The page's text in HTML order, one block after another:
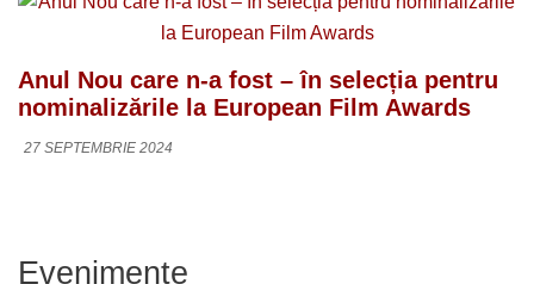
Anul Nou care n-a fost – în selecția pentru
nominalizările la European Film Awards
27 SEPTEMBRIE 2024
Evenimente